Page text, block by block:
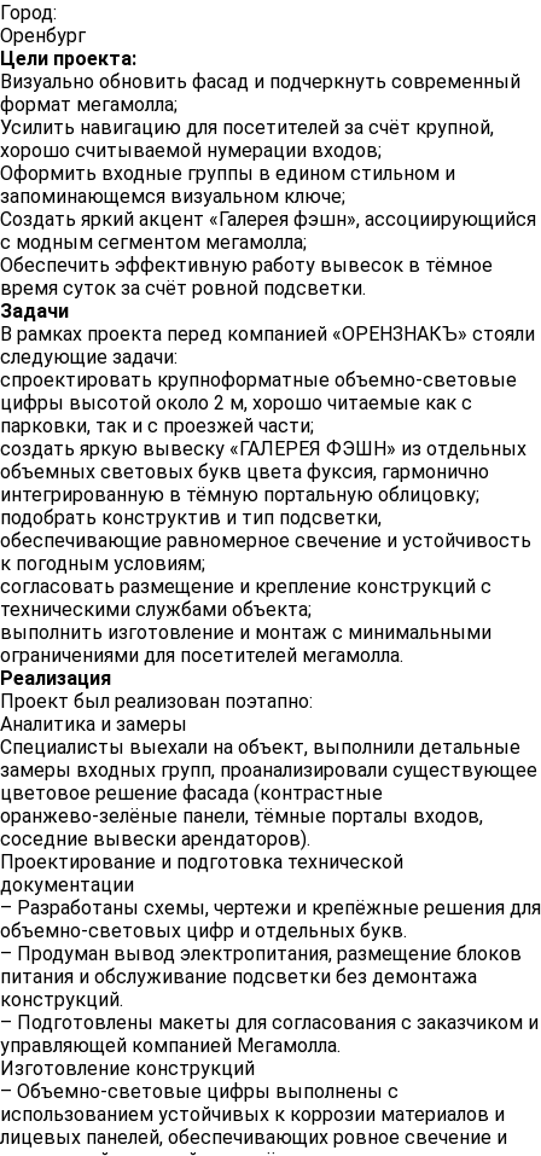
Город:
Оренбург
Цели проекта:
Визуально обновить фасад и подчеркнуть современный
формат мегамолла;
Усилить навигацию для посетителей за счёт крупной,
хорошо считываемой нумерации входов;
Оформить входные группы в едином стильном и
запоминающемся визуальном ключе;
Создать яркий акцент «Галерея фэшн», ассоциирующийся
с модным сегментом мегамолла;
Обеспечить эффективную работу вывесок в тёмное
время суток за счёт ровной подсветки.
Задачи
В рамках проекта перед компанией «ОРЕНЗНАКЪ» стояли
следующие задачи:
спроектировать крупноформатные объемно‑световые
цифры высотой около 2 м, хорошо читаемые как с
парковки, так и с проезжей части;
создать яркую вывеску «ГАЛЕРЕЯ ФЭШН» из отдельных
объемных световых букв цвета фуксия, гармонично
интегрированную в тёмную портальную облицовку;
подобрать конструктив и тип подсветки,
обеспечивающие равномерное свечение и устойчивость
к погодным условиям;
согласовать размещение и крепление конструкций с
техническими службами объекта;
выполнить изготовление и монтаж с минимальными
ограничениями для посетителей мегамолла.
Реализация
Проект был реализован поэтапно:
Аналитика и замеры
Специалисты выехали на объект, выполнили детальные
замеры входных групп, проанализировали существующее
цветовое решение фасада (контрастные
оранжево‑зелёные панели, тёмные порталы входов,
соседние вывески арендаторов).
Проектирование и подготовка технической
документации
– Разработаны схемы, чертежи и крепёжные решения для
объемно‑световых цифр и отдельных букв.
– Продуман вывод электропитания, размещение блоков
питания и обслуживание подсветки без демонтажа
конструкций.
– Подготовлены макеты для согласования с заказчиком и
управляющей компанией Мегамолла.
Изготовление конструкций
– Объемно‑световые цифры выполнены с
использованием устойчивых к коррозии материалов и
лицевых панелей, обеспечивающих ровное свечение и